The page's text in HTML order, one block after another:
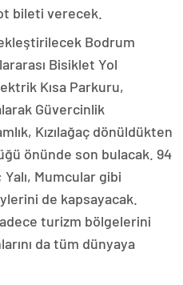
bileti verecek.
Bodrum
Bisiklet Yol
Kısa Parkuru,
Güvercinlik
Kızılağaç dönüldükten
önünde son bulacak. 94
Mumcular gibi
de kapsayacak.
turizm bölgelerini
da tüm dünyaya